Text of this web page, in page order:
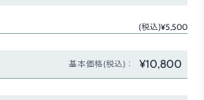
(税込)¥5,500
基本価格(税込)： ¥10,800